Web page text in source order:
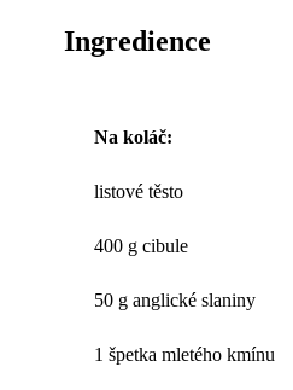
Ingredience
Na koláč:
listové těsto
400 g cibule
50 g anglické slaniny
1 špetka mletého kmínu